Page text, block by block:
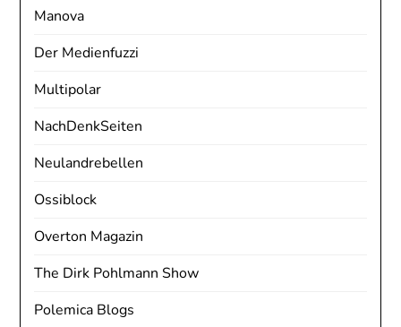
Manova
Der Medienfuzzi
Multipolar
NachDenkSeiten
Neulandrebellen
Ossiblock
Overton Magazin
The Dirk Pohlmann Show
Polemica Blogs